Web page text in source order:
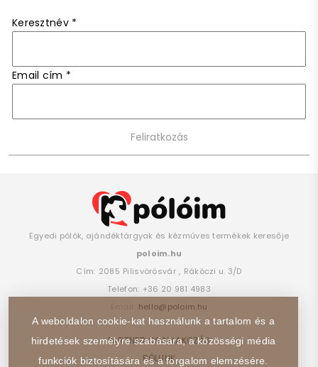
Keresztnév *
Email cím *
Egyedi pólók, ajándéktárgyak és kézműves termékek keresője
poloim.hu
Cím: 2085 Pilisvörösvár , Rákóczi u. 3/D
Telefon: +36 20 981 4983
hello@poloim.hu
PARTNER CSATLAKOZÁS
RÓLUNK
A weboldalon cookie-kat használunk a tartalom és a
hirdetések személyre szabására, a közösségi média
funkciók biztosítására és a forgalom elemzésére.